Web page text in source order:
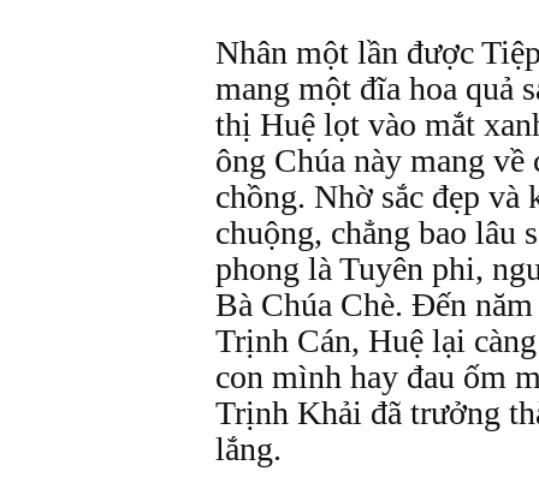
Nhân một lần được
mang một đĩa hoa quả
thị Huệ lọt vào mắt
ông Chúa này mang
chồng. Nhờ sắc đẹp và
chuộng, chẳng bao lâu
phong là Tuyên phi,
Bà Chúa Chè. Đến
Trịnh Cán, Huệ lại
con mình hay đau ốm
Trịnh Khải đã trưởng
lắng.